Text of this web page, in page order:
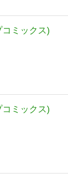
ミックス)
ミックス)